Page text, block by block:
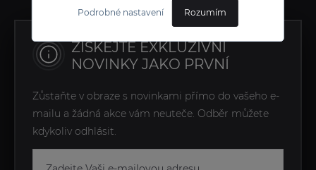
Podrobné nastavení Rozumím
ZÍSKEJTE EXKLUZIVNÍ
NOVINKY JAKO PRVNÍ
Zůstaňte v obraze s novinkami přímo do vašeho e-
mailu a žádná akce vám neuteče. Odběr můžete
kdykoliv odhlásit.